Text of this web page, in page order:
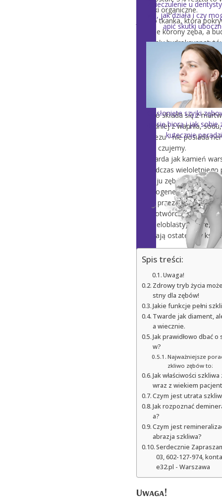
związki organiczne.
Jest to tkanka, która
obrębie korony zęba, a
kryształy
minerał z grupy
który występuje
również w naszym
on funkcjonowanie
jest "rusztowaniem"
Szkliwo składa się z
dokładniej z wapnia,
magnezu - nie posiada
go nie czujemy.
Ta twarda jak kamień
się podczas wieloletniego
rozwoju zębów, czyli tak
odontogenezy. Szkliwo
wtedy przez komórki
szkliwotwórcze -
(enameloblasty), które,
określają ostateczny
Spis treści:
Uwaga!
Zdrowy tryb życia
stny dla zębów!
Jakie funkcje pełni
Twarde jak diament,
a wiecznie.
Jak prawidłowo dbać
w?
Najważniejsze
zkliwo zębów to:
Jak właściwości
wraz z wiekiem
Czym jest utrata
Jak rozpoznać
a?
Czym jest
abrazja szkliwa?
Serdecznie
03, 602-127-974,
e32.pl - Warszawa
Uwaga!
Znieczulenie u
wa, jak działa i czy
ąpić skutki
Odsłonięte szyjki
ąd się biorą i jak sobie
kutecznie
objawy i skuteczne
apobiegania
Retainer stały